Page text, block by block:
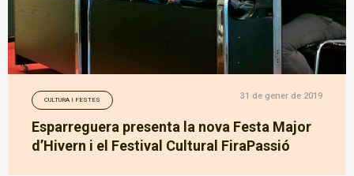
CULTURA I FESTES 31 de gener de 2019
Esparreguera presenta la nova Festa Major
d’Hivern i el Festival Cultural FiraPassió